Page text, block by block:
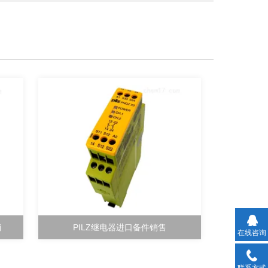
PILZ继电器进口备件销售
在线咨询